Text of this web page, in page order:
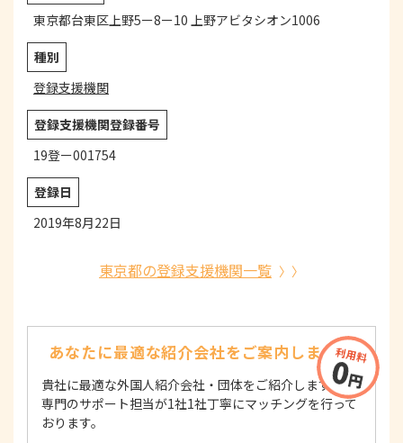
東京都台東区上野5ー8ー10 上野アビタシオン1006
種別
登録支援機関
登録支援機関登録番号
19登ー001754
登録日
2019年8月22日
東京都の登録支援機関一覧
あなたに最適な紹介会社をご案内します！
貴社に最適な外国人紹介会社・団体をご紹介します！
専門のサポート担当が1社1社丁寧にマッチングを行って
おります。